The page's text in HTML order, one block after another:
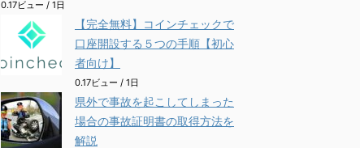
0.17ビュー / 1日
【完全無料】コインチェックで
口座開設する５つの手順【初心
者向け】
0.17ビュー / 1日
県外で事故を起こしてしまった
場合の事故証明書の取得方法を
解説